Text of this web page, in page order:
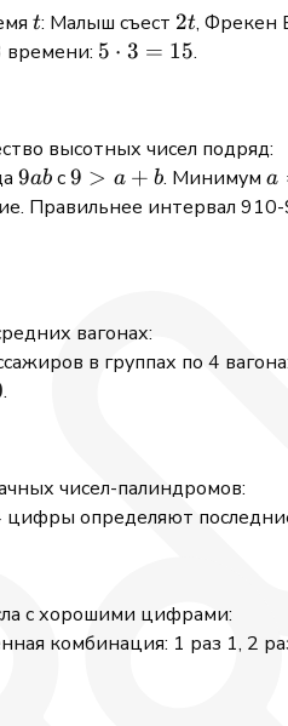
t
t: Малыш съест 2t
2t,
времени: 5
5 ⋅ 3 = 15.
высотных чисел подряд:
9ab
9ab с9
>
9 > a + b. Минимумa
Правильнее интервал
вагонах:
в группах по 4
.
чисел-палиндромов:
определяют
с хорошими цифрами:
комбинация: 1 раз 1, 2